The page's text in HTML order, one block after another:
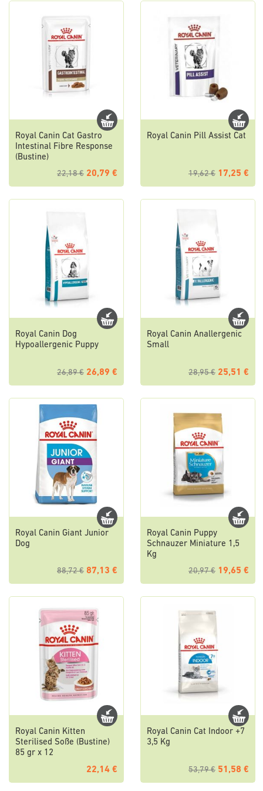
Royal Canin Cat Gastro
Intestinal Fibre Response
(Bustine)
22,18 € 20,79 €
Royal Canin Pill Assist Cat
19,62 € 17,25 €
Royal Canin Dog
Hypoallergenic Puppy
26,89 € 26,89 €
Royal Canin Anallergenic
Small
28,95 € 25,51 €
Royal Canin Giant Junior
Dog
88,72 € 87,13 €
Royal Canin Puppy
Schnauzer Miniature 1,5
Kg
20,97 € 19,65 €
Royal Canin Kitten
Sterilised Soße (Bustine)
85 gr x 12
22,14 €
Royal Canin Cat Indoor +7
3,5 Kg
53,79 € 51,58 €